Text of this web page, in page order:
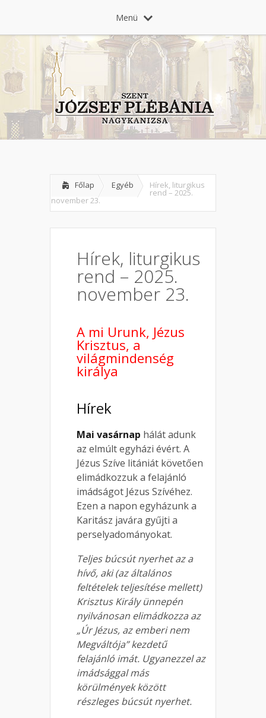
Menü
Főlap Egyéb Hírek, liturgikus
rend – 2025.
november 23.
Hírek, liturgikus
rend – 2025.
november 23.
A mi Urunk, Jézus
Krisztus, a
világmindenség
királya
Hírek
Mai vasárnap hálát adunk
az elmúlt egyházi évért. A
Jézus Szíve litániát követően
elimádkozzuk a felajánló
imádságot Jézus Szívéhez.
Ezen a napon egyházunk a
Karitász javára gyűjti a
perselyadományokat.
Teljes búcsút nyerhet az a
hívő, aki (az általános
feltételek teljesítése mellett)
Krisztus Király ünnepén
nyilvánosan elimádkozza az
„Úr Jézus, az emberi nem
Megváltója” kezdetű
felajánló imát. Ugyanezzel az
imádsággal más
körülmények között
részleges búcsút nyerhet.